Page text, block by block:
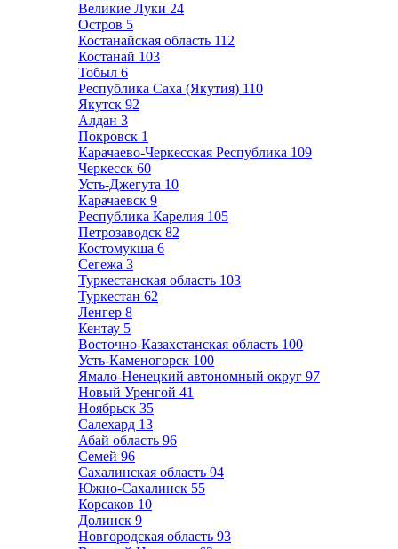
Великие Луки 24
Остров 5
Костанайская область 112
Костанай 103
Тобыл 6
Республика Саха (Якутия) 110
Якутск 92
Алдан 3
Покровск 1
Карачаево-Черкесская Республика 109
Черкесск 60
Усть-Джегута 10
Карачаевск 9
Республика Карелия 105
Петрозаводск 82
Костомукша 6
Сегежа 3
Туркестанская область 103
Туркестан 62
Ленгер 8
Кентау 5
Восточно-Казахстанская область 100
Усть-Каменогорск 100
Ямало-Ненецкий автономный округ 97
Новый Уренгой 41
Ноябрьск 35
Салехард 13
Абай область 96
Семей 96
Сахалинская область 94
Южно-Сахалинск 55
Корсаков 10
Долинск 9
Новгородская область 93